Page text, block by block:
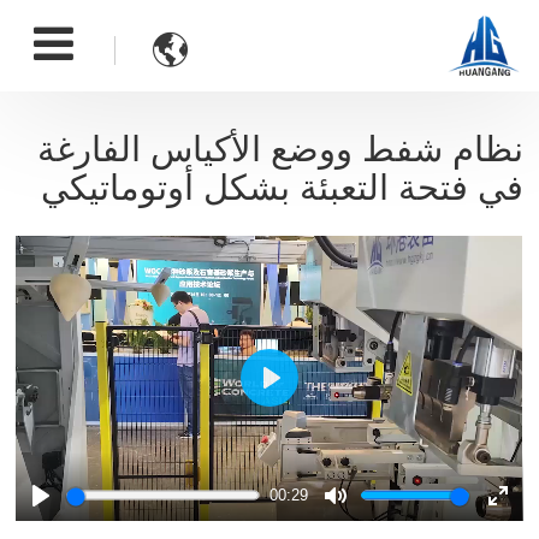

نظام شفط ووضع الأكياس الفارغة
في فتحة التعبئة بشكل أوتوماتيكي
Play
00:29
Mute
Play